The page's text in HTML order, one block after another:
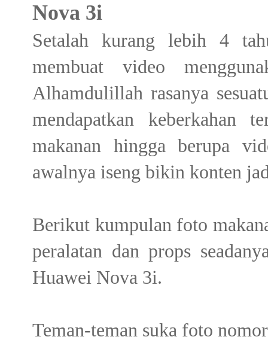
Nova 3i
Setalah kurang lebih 4
membuat video
Alhamdulillah rasanya
mendapatkan keberkahan
makanan hingga berupa
awalnya iseng bikin konten
Berikut kumpulan foto
peralatan dan props
Huawei Nova 3i.
Teman-teman suka foto